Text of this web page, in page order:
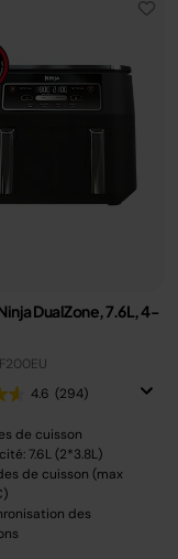
DualZone, 7.6L, 4-
4.6 (294)
de cuisson
7.6L (2*3.8L)
de cuisson (max
des